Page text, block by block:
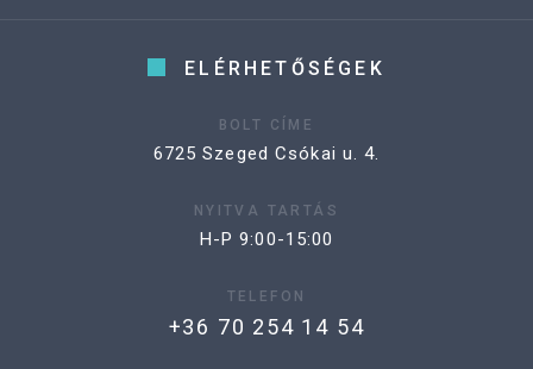
ELÉRHETŐSÉGEK
BOLT CÍME
6725 Szeged Csókai u. 4.
NYITVA TARTÁS
H-P 9:00-15:00
TELEFON
+36 70 254 14 54